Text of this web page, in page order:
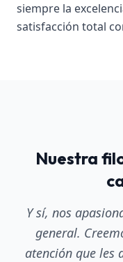
siempre la
satisfacción total
Nuestra
Y sí, nos
general.
atención que les